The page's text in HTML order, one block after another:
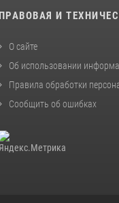
в
ПРАВОВАЯ И
О сайте
Об использовании
Правила обработки
Сообщить об ошибках